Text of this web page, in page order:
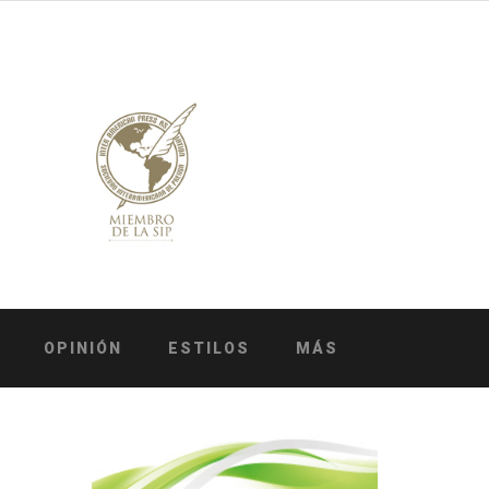
OPINIÓN ESTILOS MÁS